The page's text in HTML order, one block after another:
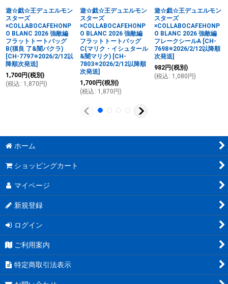
遊☆戯☆王デュエルモン
スターズ
×COLLABOCAFEHONP
O BLANC 2026 強敵編
フラットトートバッグ
B(獏良 了&闇バクラ)
[CH-7797※2026/2/12以
降順次発送]
1,700円 (税別)
(税込 : 1,870 円)
遊☆戯☆王デュエルモン
スターズ
×COLLABOCAFEHONP
O BLANC 2026 強敵編
フラットトートバッグ
C(マリク・イシュタール
&闇マリク) [CH-
7803※2026/2/12以降順
次発送]
1,700円 (税別)
(税込 : 1,870 円)
遊☆戯☆王デュエルモン
スターズ
×COLLABOCAFEHONP
O BLANC 2026 強敵編
フレークシールA [CH-
7698※2026/2/12以降順
次発送]
982円 (税別)
(税込 : 1,080 円)
ホーム
ショッピングカート
マイページ
新規登録
ログイン
ご利用案内
特定商取引法表示